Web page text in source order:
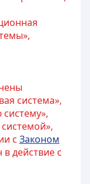
система»,
с Законом
действие с